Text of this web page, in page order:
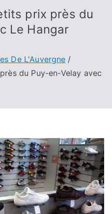
prix près du
Le Hangar
De L'Auvergne
du Puy-en-Velay avec